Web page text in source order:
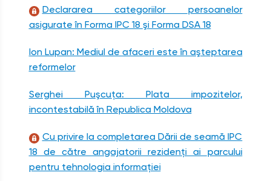
Declararea categoriilor persoanelor
asigurate în Forma IPC 18 şi Forma DSA 18
Ion Lupan: Mediul de afaceri este în aşteptarea
reformelor
Serghei Puşcuţa: Plata impozitelor,
incontestabilă în Republica Moldova
Cu privire la completarea Dării de seamă IPC
18 de către angajatorii rezidenţi ai parcului
pentru tehnologia informaţiei